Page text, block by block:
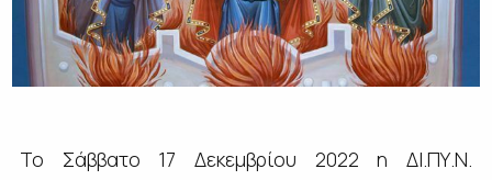
Το Σάββατο 17 Δεκεμβρίου 2022 η ΔΙ.ΠΥ.Ν.